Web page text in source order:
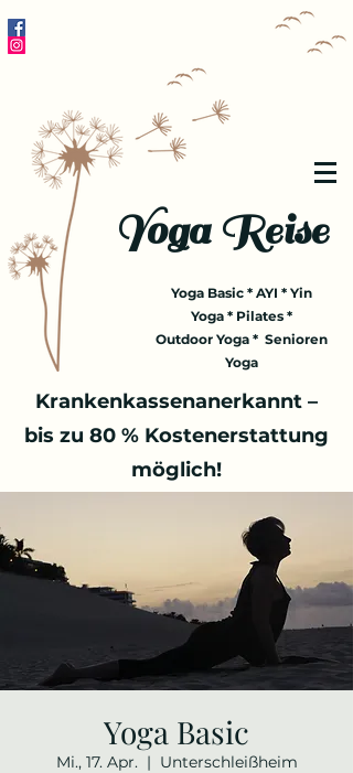
Yoga Reise
Yoga Basic * AYI * Yin
Yoga * Pilates *
Outdoor Yoga * Senioren
Yoga
Krankenkassenanerkannt –
bis zu 80 % Kostenerstattung
möglich!
Yoga Basic
Mi., 17. Apr.
  |
Unterschleißheim